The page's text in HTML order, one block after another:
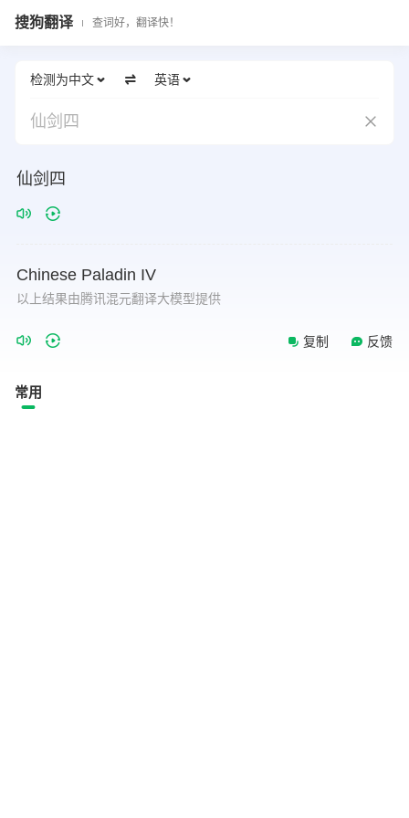
搜狗翻译 查词好，翻译快！
检测为中文 英语
仙剑四
仙剑四
Chinese Paladin IV
以上结果由腾讯混元翻译大模型提供
复制 反馈
常用